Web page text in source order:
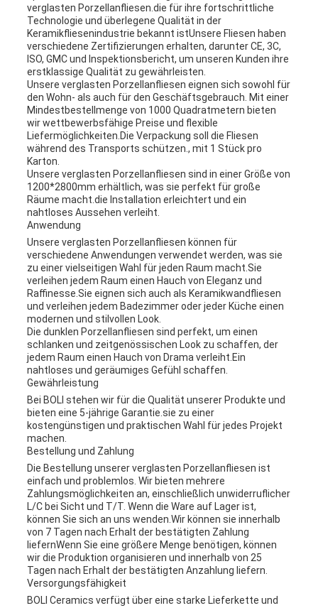
verglasten Porzellanfliesen.die für ihre fortschrittliche
Technologie und überlegene Qualität in der
Keramikfliesenindustrie bekannt istUnsere Fliesen haben
verschiedene Zertifizierungen erhalten, darunter CE, 3C,
ISO, GMC und Inspektionsbericht, um unseren Kunden ihre
erstklassige Qualität zu gewährleisten.
Unsere verglasten Porzellanfliesen eignen sich sowohl für
den Wohn- als auch für den Geschäftsgebrauch. Mit einer
Mindestbestellmenge von 1000 Quadratmetern bieten
wir wettbewerbsfähige Preise und flexible
Liefermöglichkeiten.Die Verpackung soll die Fliesen
während des Transports schützen., mit 1 Stück pro
Karton.
Unsere verglasten Porzellanfliesen sind in einer Größe von
1200*2800mm erhältlich, was sie perfekt für große
Räume macht.die Installation erleichtert und ein
nahtloses Aussehen verleiht.
Anwendung
Unsere verglasten Porzellanfliesen können für
verschiedene Anwendungen verwendet werden, was sie
zu einer vielseitigen Wahl für jeden Raum macht.Sie
verleihen jedem Raum einen Hauch von Eleganz und
Raffinesse.Sie eignen sich auch als Keramikwandfliesen
und verleihen jedem Badezimmer oder jeder Küche einen
modernen und stilvollen Look.
Die dunklen Porzellanfliesen sind perfekt, um einen
schlanken und zeitgenössischen Look zu schaffen, der
jedem Raum einen Hauch von Drama verleiht.Ein
nahtloses und geräumiges Gefühl schaffen.
Gewährleistung
Bei BOLI stehen wir für die Qualität unserer Produkte und
bieten eine 5-jährige Garantie.sie zu einer
kostengünstigen und praktischen Wahl für jedes Projekt
machen.
Bestellung und Zahlung
Die Bestellung unserer verglasten Porzellanfliesen ist
einfach und problemlos. Wir bieten mehrere
Zahlungsmöglichkeiten an, einschließlich unwiderruflicher
L/C bei Sicht und T/T. Wenn die Ware auf Lager ist,
können Sie sich an uns wenden.Wir können sie innerhalb
von 7 Tagen nach Erhalt der bestätigten Zahlung
liefernWenn Sie eine größere Menge benötigen, können
wir die Produktion organisieren und innerhalb von 25
Tagen nach Erhalt der bestätigten Anzahlung liefern.
Versorgungsfähigkeit
BOLI Ceramics verfügt über eine starke Lieferkette und